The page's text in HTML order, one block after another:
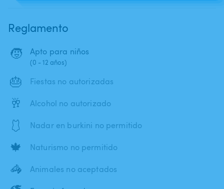
Reglamento
🧒 Apto para niños
(0 - 12 años)
🎂 Fiestas no autorizadas
🥂 Alcohol no autorizado
🩱 Nadar en burkini no permitido
🍁 Naturismo no permitido
🦓 Animales no aceptados